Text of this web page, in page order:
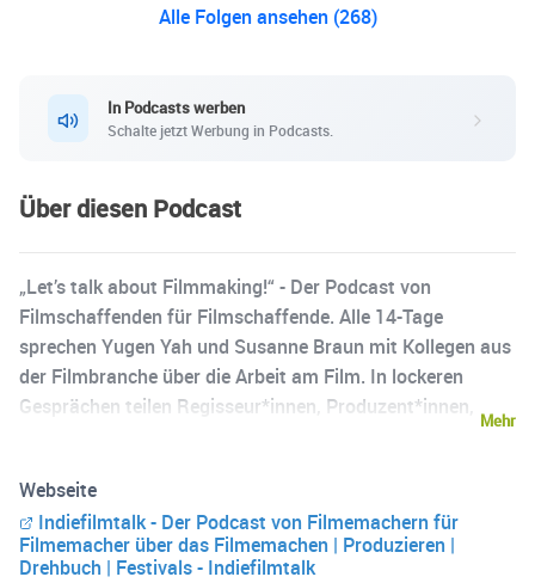
Alle Folgen ansehen (268)
In Podcasts werben
Schalte jetzt Werbung in Podcasts.
Über diesen Podcast
„Let’s talk about Filmmaking!“ - Der Podcast von
Filmschaffenden für Filmschaffende. Alle 14-Tage
sprechen Yugen Yah und Susanne Braun mit Kollegen aus
der Filmbranche über die Arbeit am Film. In lockeren
Gesprächen teilen Regisseur*innen, Produzent*innen,
den Zuhörenden und diskutieren über wichtige Aspekte
des Filmemachens.
Mehr
Webseite
Indiefilmtalk - Der Podcast von Filmemachern für
Filmemacher über das Filmemachen | Produzieren |
Drehbuch | Festivals - Indiefilmtalk